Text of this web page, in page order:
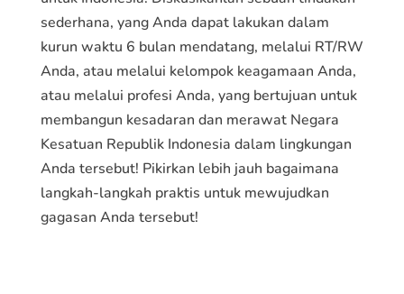
sederhana, yang Anda dapat lakukan dalam
kurun waktu 6 bulan mendatang, melalui RT/RW
Anda, atau melalui kelompok keagamaan Anda,
atau melalui profesi Anda, yang bertujuan untuk
membangun kesadaran dan merawat Negara
Kesatuan Republik Indonesia dalam lingkungan
Anda tersebut! Pikirkan lebih jauh bagaimana
langkah-langkah praktis untuk mewujudkan
gagasan Anda tersebut!